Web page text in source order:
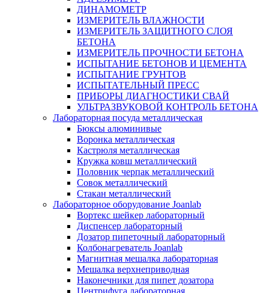
ДИНАМОМЕТР
ИЗМЕРИТЕЛЬ ВЛАЖНОСТИ
ИЗМЕРИТЕЛЬ ЗАЩИТНОГО СЛОЯ
БЕТОНА
ИЗМЕРИТЕЛЬ ПРОЧНОСТИ БЕТОНА
ИСПЫТАНИЕ БЕТОНОВ И ЦЕМЕНТА
ИСПЫТАНИЕ ГРУНТОВ
ИСПЫТАТЕЛЬНЫЙ ПРЕСС
ПРИБОРЫ ДИАГНОСТИКИ СВАЙ
УЛЬТРАЗВУКОВОЙ КОНТРОЛЬ БЕТОНА
Лабораторная посуда металлическая
Бюксы алюминивые
Воронка металлическая
Кастрюля металлическая
Кружка ковш металлический
Половник черпак металлический
Совок металлический
Стакан металлический
Лабораторное оборудование Joanlab
Вортекс шейкер лабораторный
Диспенсер лабораторный
Дозатор пипеточный лабораторный
Колбонагреватель Joanlab
Магнитная мешалка лабораторная
Мешалка верхнеприводная
Наконечники для пипет дозатора
Центрифуга лабораторная